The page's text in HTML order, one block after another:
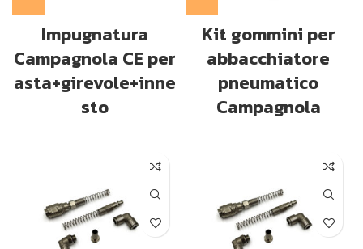
Impugnatura
Campagnola CE per
asta+girevole+inne
sto
Kit gommini per
abbacchiatore
pneumatico
Campagnola